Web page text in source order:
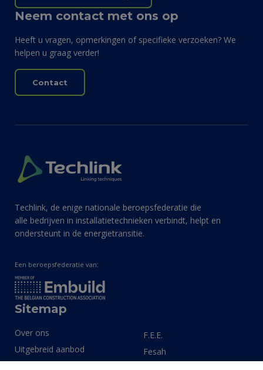
Neem contact met ons op
Heeft u vragen, opmerkingen of specifieke verzoeken? We
helpen u graag verder!
Contact
Techlink, de enige nationale beroepsfederatie die
alle bedrijven in installatietechnieken verbindt, helpt en
ondersteunt in de energietransitie.
Een beroepsfederatie van:
Sitemap
Over ons
Uitgebreid aanbod
F.E.E.
Fesah